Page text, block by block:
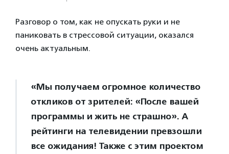
Разговор о том, как не опускать руки и не
паниковать в стрессовой ситуации, оказался
очень актуальным.
«Мы получаем огромное количество
откликов от зрителей: «После вашей
программы и жить не страшно». А
рейтинги на телевидении превзошли
все ожидания! Также с этим проектом